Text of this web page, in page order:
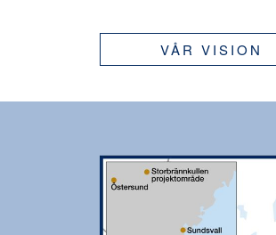
VÅR VISION